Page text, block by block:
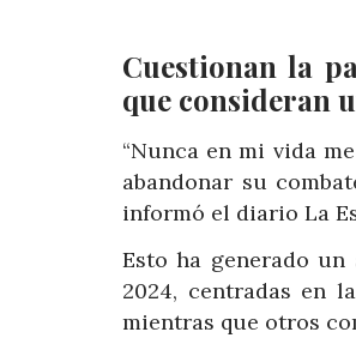
Cuestionan la
que consideran
“Nunca en mi vida
abandonar su
informó el diario La
Esto ha generado
2024, centradas en
mientras que otros